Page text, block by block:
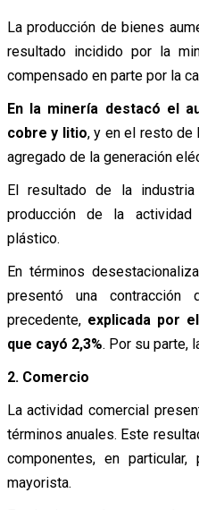
La producción de bienes
resultado incidido por la
compensado en parte por la
En la minería destacó el
cobre y litio, y en el resto de
agregado de la generación
El resultado de la
producción de la
plástico.
En términos
presentó una
precedente, explicada por
que cayó 2,3%. Por su parte,
2. Comercio
La actividad comercial
términos anuales. Este
componentes, en
mayorista.